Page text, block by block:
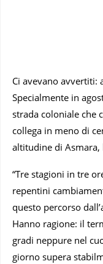
Ci avevano avvertiti:
Specialmente in
strada coloniale che
collega in meno di
altitudine di Asmara,
“Tre stagioni in tre
repentini
questo percorso
Hanno ragione: il
gradi neppure nel
giorno supera